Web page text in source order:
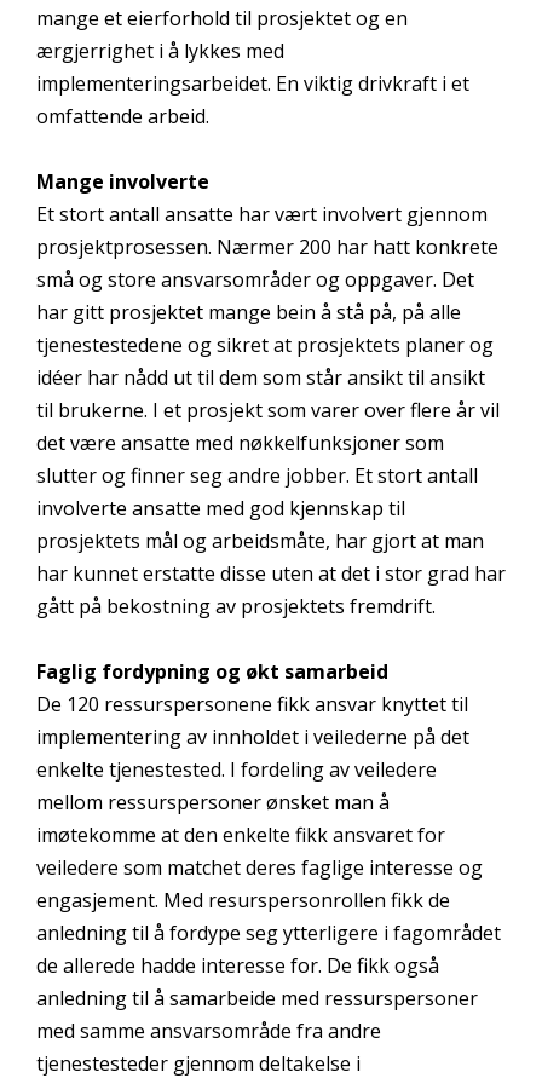
mange et eierforhold til prosjektet og en
ærgjerrighet i å lykkes med
implementeringsarbeidet. En viktig drivkraft i et
omfattende arbeid.
Mange involverte
Et stort antall ansatte har vært involvert gjennom
prosjektprosessen. Nærmer 200 har hatt konkrete
små og store ansvarsområder og oppgaver. Det
har gitt prosjektet mange bein å stå på, på alle
tjenestestedene og sikret at prosjektets planer og
idéer har nådd ut til dem som står ansikt til ansikt
til brukerne. I et prosjekt som varer over flere år vil
det være ansatte med nøkkelfunksjoner som
slutter og finner seg andre jobber. Et stort antall
involverte ansatte med god kjennskap til
prosjektets mål og arbeidsmåte, har gjort at man
har kunnet erstatte disse uten at det i stor grad har
gått på bekostning av prosjektets fremdrift.
Faglig fordypning og økt samarbeid
De 120 ressurspersonene fikk ansvar knyttet til
implementering av innholdet i veilederne på det
enkelte tjenestested. I fordeling av veiledere
mellom ressurspersoner ønsket man å
imøtekomme at den enkelte fikk ansvaret for
veiledere som matchet deres faglige interesse og
engasjement. Med resurspersonrollen fikk de
anledning til å fordype seg ytterligere i fagområdet
de allerede hadde interesse for. De fikk også
anledning til å samarbeide med ressurspersoner
med samme ansvarsområde fra andre
tjenestesteder gjennom deltakelse i